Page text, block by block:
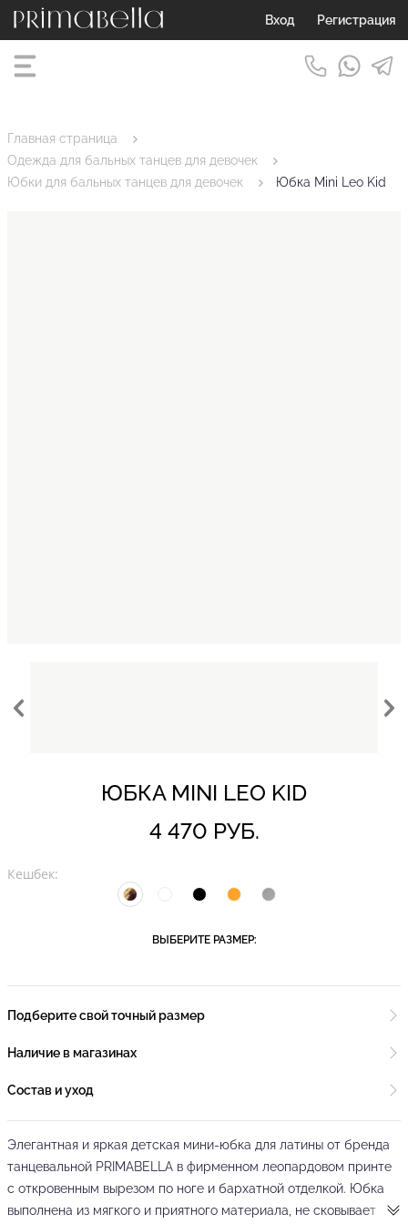
Вход Регистрация
Главная страница
Одежда для бальных танцев для девочек
Юбки для бальных танцев для девочек
Юбка Mini Leo Kid
ЮБКА MINI LEO KID
4 470 РУБ.
Кешбек:
ВЫБЕРИТЕ РАЗМЕР:
Подберите свой точный размер
Наличие в магазинах
Состав и уход
Элегантная и яркая детская мини-юбка для латины от бренда
танцевальной PRIMABELLA в фирменном леопардовом принте
с откровенным вырезом по ноге и бархатной отделкой. Юбка
выполнена из мягкого и приятного материала, не сковывает